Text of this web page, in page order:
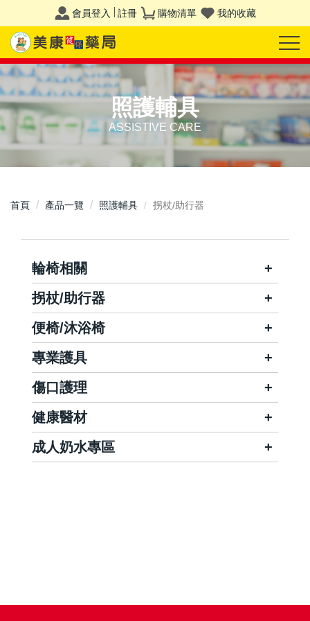
會員登入 註冊 購物清單 我的收藏
照護輔具
ASSISTIVE CARE
首頁 產品一覽 照護輔具 拐杖/助行器
輪椅相關
拐杖/助行器
便椅/沐浴椅
專業護具
傷口護理
健康醫材
成人奶水專區